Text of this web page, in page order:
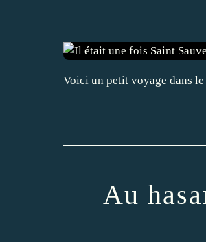
Voici un petit voyage dans
Au